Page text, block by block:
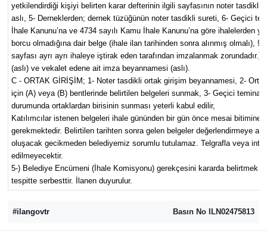
yetkilendirdiği kişiyi belirten karar defterinin ilgili sayfasının noter
aslı, 5- Derneklerden; dernek tüzüğünün noter tasdikli sureti, 6- Geçici
İhale Kanunu’na ve 4734 sayılı Kamu İhale Kanunu’na göre ihalelerden
borcu olmadığına dair belge (ihale ilan tarihinden sonra alınmış olmalı),
sayfası ayrı ayrı ihaleye iştirak eden tarafından imzalanmak
(aslı) ve vekalet edene ait imza beyannamesi (aslı).
C - ORTAK GİRİŞİM; 1- Noter tasdikli ortak girişim beyannamesi, 2-
için (A) veya (B) bentlerinde belirtilen belgeleri sunmak, 3- Geçici
durumunda ortaklardan birisinin sunması yeterli kabul edilir,
Katılımcılar istenen belgeleri ihale gününden bir gün önce mesai
gerekmektedir. Belirtilen tarihten sonra gelen belgeler değerlendirmeye
oluşacak gecikmeden belediyemiz sorumlu tutulamaz. Telgrafla veya
edilmeyecektir.
5-)Belediye Encümeni (İhale Komisyonu) gerekçesini kararda belirtmek
tespitte serbesttir. İlanen duyurulur.
#ilangovtr Basın No ILN02475813